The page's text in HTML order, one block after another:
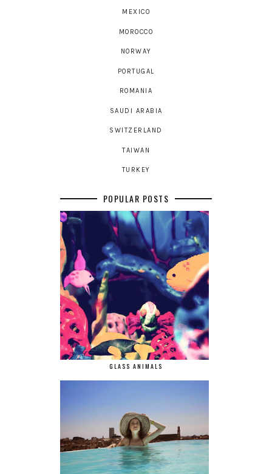
MEXICO
MOROCCO
NORWAY
PORTUGAL
ROMANIA
SAUDI ARABIA
SWITZERLAND
TAIWAN
TURKEY
POPULAR POSTS
GLASS ANIMALS